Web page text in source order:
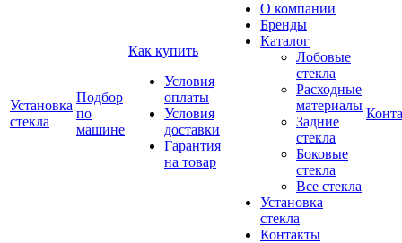
Установка
стекла
Подбор
по
машине
Как купить
Условия
оплаты
Условия
доставки
Гарантия
на товар
О компании
Бренды
Каталог
Лобовые
стекла
Расходные
материалы
Задние
стекла
Боковые
стекла
Все стекла
Установка
стекла
Контакты